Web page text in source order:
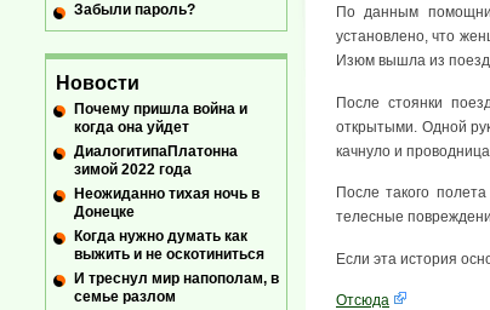
По данным
установлено, что
Изюм вышла из
После стоянки
открытыми. Одной
качнуло и
После такого
телесные
Если эта история
Отсюда
Забыли пароль?
Новости
Почему пришла война и
когда она уйдет
ДиалогитипаПлатонна
зимой 2022 года
Неожиданно тихая ночь в
Донецке
Когда нужно думать как
выжить и не оскотиниться
И треснул мир напополам, в
семье разлом